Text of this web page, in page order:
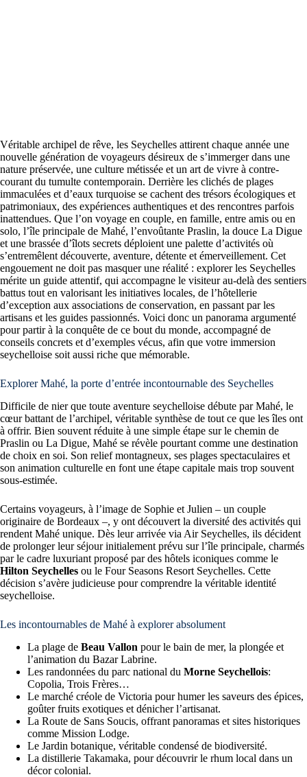
Véritable archipel de rêve, les Seychelles attirent chaque année une
nouvelle génération de voyageurs désireux de s’immerger dans une
nature préservée, une culture métissée et un art de vivre à contre-
courant du tumulte contemporain. Derrière les clichés de plages
immaculées et d’eaux turquoise se cachent des trésors écologiques et
patrimoniaux, des expériences authentiques et des rencontres parfois
inattendues. Que l’on voyage en couple, en famille, entre amis ou en
solo, l’île principale de Mahé, l’envoûtante Praslin, la douce La Digue
et une brassée d’îlots secrets déploient une palette d’activités où
s’entremêlent découverte, aventure, détente et émerveillement. Cet
engouement ne doit pas masquer une réalité : explorer les Seychelles
mérite un guide attentif, qui accompagne le visiteur au-delà des sentiers
battus tout en valorisant les initiatives locales, de l’hôtellerie
d’exception aux associations de conservation, en passant par les
artisans et les guides passionnés. Voici donc un panorama argumenté
pour partir à la conquête de ce bout du monde, accompagné de
conseils concrets et d’exemples vécus, afin que votre immersion
seychelloise soit aussi riche que mémorable.
Explorer Mahé, la porte d’entrée incontournable des Seychelles
Difficile de nier que toute aventure seychelloise débute par Mahé, le
cœur battant de l’archipel, véritable synthèse de tout ce que les îles ont
à offrir. Bien souvent réduite à une simple étape sur le chemin de
Praslin ou La Digue, Mahé se révèle pourtant comme une destination
de choix en soi. Son relief montagneux, ses plages spectaculaires et
son animation culturelle en font une étape capitale mais trop souvent
sous-estimée.
Certains voyageurs, à l’image de Sophie et Julien – un couple
originaire de Bordeaux –, y ont découvert la diversité des activités qui
rendent Mahé unique. Dès leur arrivée via Air Seychelles, ils décident
de prolonger leur séjour initialement prévu sur l’île principale, charmés
par le cadre luxuriant proposé par des hôtels iconiques comme le
Hilton Seychelles ou le Four Seasons Resort Seychelles. Cette
décision s’avère judicieuse pour comprendre la véritable identité
seychelloise.
Les incontournables de Mahé à explorer absolument
La plage de Beau Vallon pour le bain de mer, la plongée et
l’animation du Bazar Labrine.
Les randonnées du parc national du Morne Seychellois:
Copolia, Trois Frères…
Le marché créole de Victoria pour humer les saveurs des épices,
goûter fruits exotiques et dénicher l’artisanat.
La Route de Sans Soucis, offrant panoramas et sites historiques
comme Mission Lodge.
Le Jardin botanique, véritable condensé de biodiversité.
La distillerie Takamaka, pour découvrir le rhum local dans un
décor colonial.